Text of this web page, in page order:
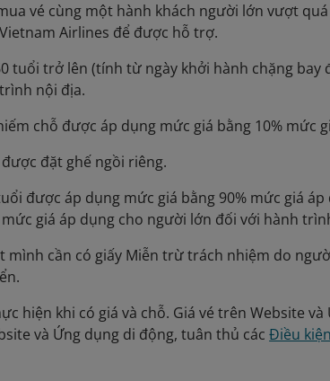
vé cùng một hành khách người lớn vượt
Airlines để được hỗ trợ.
tuổi trở lên (tính từ ngày khởi hành chặng bay
nội địa.
chỗ được áp dụng mức giá bằng 10% mức
đặt ghế ngồi riêng.
được áp dụng mức giá bằng 90% mức giá
giá áp dụng cho người lớn đối với hành
mình cần có giấy Miễn trừ trách nhiệm do
hiện khi có giá và chỗ. Giá vé trên Website
và Ứng dụng di động, tuân thủ cácĐiều